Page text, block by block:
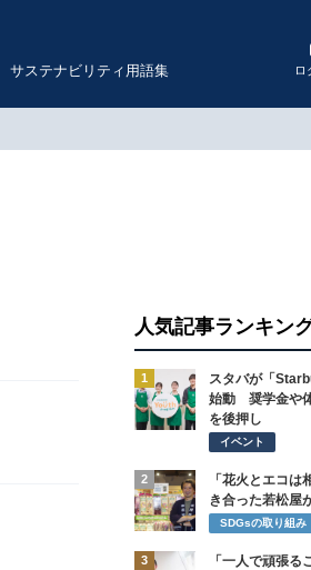
サステナビリティ用語集 ロ
人気記事ランキン
1
スタバが「
始動 奨学金や
を後押し
イベント
2
「花火とエコは
き合った若松屋
SDGsの取り組み
3
「一人で頑張